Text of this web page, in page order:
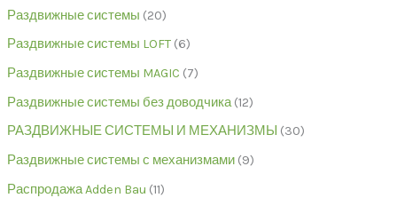
Раздвижные системы 20
Раздвижные системы LOFT 6
Раздвижные системы MAGIC 7
Раздвижные системы без доводчика 12
РАЗДВИЖНЫЕ СИСТЕМЫ И МЕХАНИЗМЫ
30
Раздвижные системы с механизмами 9
Распродажа Adden Bau 11